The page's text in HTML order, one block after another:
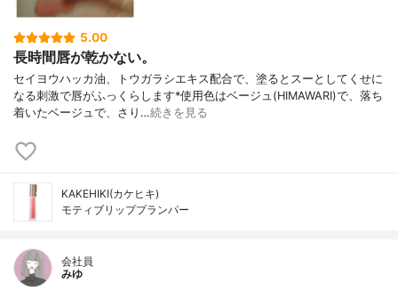
5.00
長時間唇が乾かない。
セイヨウハッカ油、トウガラシエキス配合で、塗るとスーとしてくせに
なる刺激で唇がふっくらします*使用色はベージュ(HIMAWARI)で、落ち
着いたベージュで、さり…続きを見る
KAKEHIKI(カケヒキ)
モティブリッププランパー
会社員
みゆ